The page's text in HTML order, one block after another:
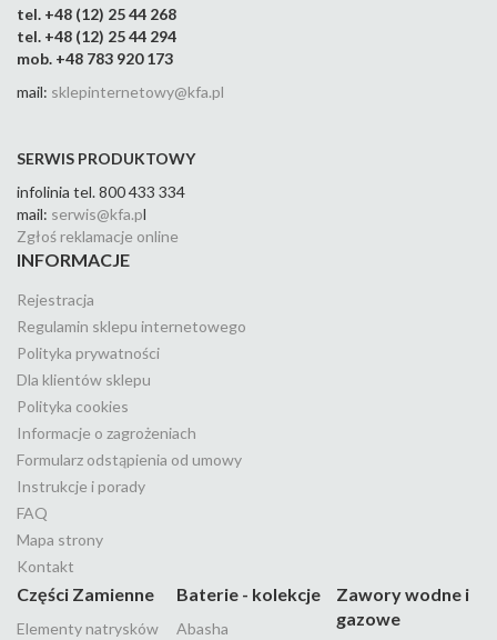
tel. +48 (12) 25 44 268
tel. +48 (12) 25 44 294
mob. +48 783 920 173
mail: sklepinternetowy@kfa.pl
SERWIS PRODUKTOWY
infolinia tel. 800 433 334
mail: serwis@kfa.pl
Zgłoś reklamacje online
INFORMACJE
Rejestracja
Regulamin sklepu internetowego
Polityka prywatności
Dla klientów sklepu
Polityka cookies
Informacje o zagrożeniach
Formularz odstąpienia od umowy
Instrukcje i porady
FAQ
Mapa strony
Kontakt
Części Zamienne
Elementy natrysków
Baterie - kolekcje
Abasha
Zawory wodne i
gazowe